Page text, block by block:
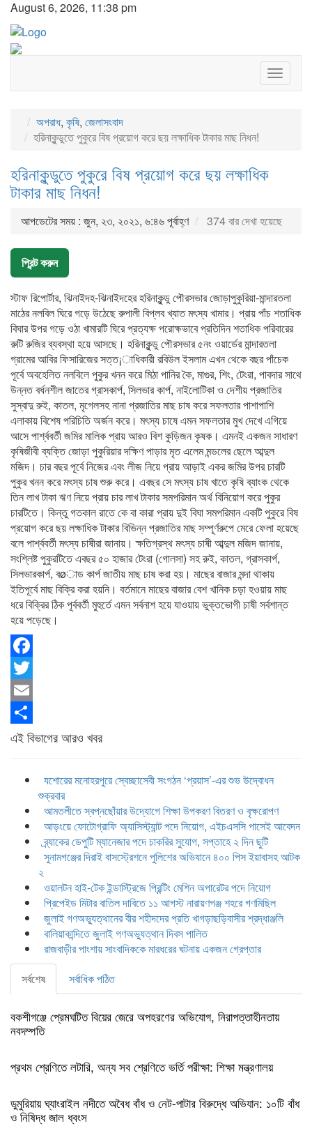
August 6, 2026, 11:38 pm
Toggle
অপরাধ, কৃষি, জেলাসংবাদ
হরিনাকুন্ডুতে পুকুরে বিষ প্রয়োগ করে ছয় লক্ষাধিক টাকার মাছ নিধন!
হরিনাকুন্ডুতে পুকুরে বিষ প্রয়োগ করে ছয় লক্ষাধিক
টাকার মাছ নিধন!
আপডেটের সময় : জুন, ২৩, ২০২১, ৬:৪৬ পূর্বাহ্ণ 374 বার দেখা হয়েছে
প্রিন্ট করুন
স্টাফ রিপোর্টার, ঝিনাইদহ-ঝিনাইদহের হরিনাকুন্ডু পৌরসভার জোড়াপুকুরিয়া-মান্দারতলা
মাঠের নলবিল ঘিরে গড়ে উঠেছে রুপালী বিপ্লব খ্যাত মৎস্য খামার। প্রায় পাঁচ শতাধিক
বিঘার উপর গড়ে ওঠা খামারটি ঘিরে প্রত্যক্ষ পরোক্ষভাবে প্রতিদিন শতাধিক পরিবারের
রুটি রুজির ব্যবস্থা হয়ে আসছে। হরিনাকুন্ডু পৌরসভার ৫নং ওয়ার্ডের মান্দারতলা
গ্রামের আবির ফিসারিজের সত্ত¡াধিকারী রবিউল ইসলাম এখন থেকে বছর পাঁচেক
পূর্বে অবহেলিত নলবিলে পুকুর খনন করে মিঠা পানির কৈ, মাগুর, শিং, টেংরা, পাবদার সাথে
উন্নত বর্ধনশীল জাতের গ্রাসকার্প, সিলভার কার্প, নাইলোটিকা ও দেশীয় প্রজাতির
সুস্বাদু রুই, কাতল, মৃগেলসহ নানা প্রজাতির মাছ চাষ করে সফলতার পাশাপাশি
এলাকায় বিশেষ পরিচিতি অর্জন করে। মৎস্য চাষে এমন সফলতার মুখ দেখে এগিয়ে
আসে পার্শ্ববর্তী জমির মালিক প্রায় আরও বিশ কুড়িজন কৃষক। এমনই একজন সাধারণ
কৃষিজীবী ব্যক্তি জোড়া পুকুরিয়ার দক্ষিণ পাড়ার মৃত এলেম মন্ডলের ছেলে আব্দুল
মজিদ। চার বছর পূর্বে নিজের এবং লীজ নিয়ে প্রায় আড়াই একর জমির উপর চারটি
পুকুর খনন করে মৎস্য চাষ শুরু করে। এবছর সে মৎস্য চাষ খাতে কৃষি ব্যাংক থেকে
তিন লাখ টাকা ঋণ নিয়ে প্রায় চার লাখ টাকার সমপরিমান অর্থ বিনিয়োগ করে পুকুর
চারটিতে। কিন্তু গতকাল রাতে কে বা কারা প্রায় দুই বিঘা সমপরিমান একটি পুকুরে বিষ
প্রয়োগ করে ছয় লক্ষাধিক টাকার বিভিন্ন প্রজাতির মাছ সম্পূর্ণরুপে মেরে ফেলা হয়েছে
বলে পার্শ্ববর্তী মৎস্য চাষীরা জানায়। ক্ষতিগ্রস্থ মৎস্য চাষী আব্দুল মজিদ জানায়,
সংশ্লিষ্ট পুকুরটিতে এবছর ৫০ হাজার টেংরা (গোলসা) সহ রুই, কাতল, গ্রাসকার্প,
সিলভারকার্প, বøাড কার্প জাতীয় মাছ চাষ করা হয়। মাছের বাজার মন্দা থাকায়
ইতিপূর্বে মাছ বিক্রি করা হয়নি। বর্তমানে মাছের বাজার বেশ খানিক চড়া হওয়ায় মাছ
ধরে বিক্রির ঠিক পূর্ববর্তী মুহুর্তে এমন সর্বনাশ হয়ে যাওয়ায় ভুক্তভোগী চাষী সর্বশান্ত
হয়ে পড়েছে।
Facebook
Twitter
Email
Share
এই বিভাগের আরও খবর
যশোরের মনোহরপুরে স্বেচ্ছাসেবী সংগঠন ‘প্রয়াস’-এর শুভ উদ্বোধন
শুক্রবার
আমতলীতে স্বপ্নছোঁয়ার উদ্যোগে শিক্ষা উপকরণ বিতরণ ও বৃক্ষরোপণ
আড়ংয়ে ফোটোগ্রাফি অ্যাসিস্ট্যান্ট পদে নিয়োগ, এইচএসসি পাসেই আবেদন
ব্র্যাকের ডেপুটি ম্যানেজার পদে চাকরির সুযোগ, সপ্তাহে ২ দিন ছুটি
সুনামগঞ্জের দিরাই বাসস্ট্রেশনে পুলিশের অভিযানে ৪০০ পিস ইয়াবাসহ আটক
২
ওয়ালটন হাই-টেক ইন্ডাস্ট্রিজে প্রিন্টিং মেশিন অপারেটর পদে নিয়োগ
প্রিপেইড মিটার বাতিল দাবিতে ১১ আগস্ট নারায়ণগঞ্জ শহরে গণমিছিল
জুলাই গণঅভ্যুত্থানের বীর শহীদদের প্রতি খাগড়াছড়িবাসীর শ্রদ্ধাঞ্জলি
বালিয়াকান্দিতে জুলাই গণঅভ্যুত্থান দিবস পালিত
রাজবাড়ীর পাংশায় সাংবাদিককে মারধরের ঘটনায় একজন গ্রেপ্তার
সর্বশেষ
সর্বাধিক পঠিত
বকশীগঞ্জে প্রেমঘটিত বিয়ের জেরে অপহরণের অভিযোগ, নিরাপত্তাহীনতায়
নবদম্পতি
প্রথম শ্রেণিতে লটারি, অন্য সব শ্রেণিতে ভর্তি পরীক্ষা: শিক্ষা মন্ত্রণালয়
ডুমুরিয়ায় ঘ্যাংরাইল নদীতে অবৈধ বাঁধ ও নেট-পাটার বিরুদ্ধে অভিযান: ১০টি বাঁধ
ও নিষিদ্ধ জাল ধ্বংস